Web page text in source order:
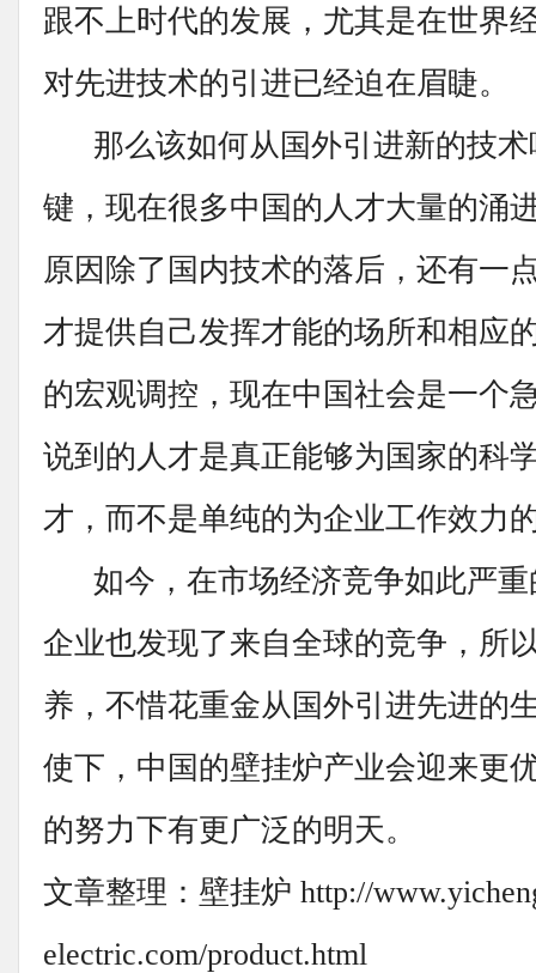
跟不上时代的发展，尤其是在世界
对先进技术的引进已经迫在眉睫。
那么该如何从国外引进新的技术
键，现在很多中国的人才大量的涌
原因除了国内技术的落后，还有一
才提供自己发挥才能的场所和相应
的宏观调控，现在中国社会是一个
说到的人才是真正能够为国家的科
才，而不是单纯的为企业工作效力
如今，在市场经济竞争如此严重
企业也发现了来自全球的竞争，所
养，不惜花重金从国外引进先进的
使下，中国的壁挂炉产业会迎来更
的努力下有更广泛的明天。
文章整理：壁挂炉 http://
electric.com/product.html